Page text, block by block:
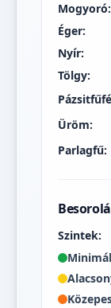
Mogyoró:
Éger:
Nyír:
Tölgy:
Üröm:
Parlagfű:
Szintek: